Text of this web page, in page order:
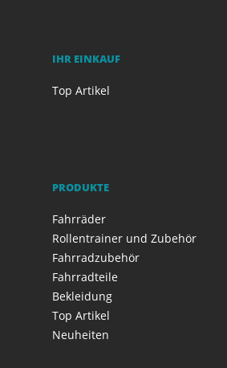
IHR EINKAUF
Top Artikel
PRODUKTE
Fahrräder
Rollentrainer und Zubehör
Fahrradzubehör
Fahrradteile
Bekleidung
Top Artikel
Neuheiten